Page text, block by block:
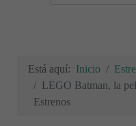
Está aquí: Inicio
LEGO Batman, la
Estrenos